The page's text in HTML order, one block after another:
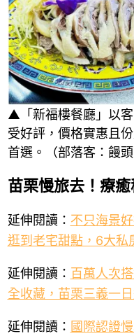
▲「新福樓餐廳」以
受好評，價格實惠且
首選。（部落客：饅頭
苗栗慢旅去！療癒
延伸閱讀： 不只海景
逛到老宅甜點，6大私
延伸閱讀： 百萬人次
全收藏，苗栗三義一
延伸閱讀： 國際認證